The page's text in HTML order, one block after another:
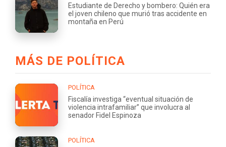
Estudiante de Derecho y bombero: Quién era
el joven chileno que murió tras accidente en
montaña en Perú
MÁS DE POLÍTICA
POLÍTICA
Fiscalía investiga “eventual situación de
violencia intrafamiliar” que involucra al
senador Fidel Espinoza
POLÍTICA